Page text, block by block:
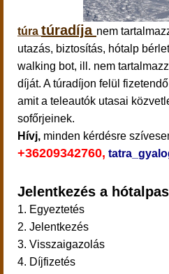
túra túradíja nem
utazás, biztosítás, hótalp
walking bot, ill. nem
díját. A túradíjon felül
amit a teleautók utasai
sofőrjeinek.
Hívj, minden kérdésre
+36209342760,
Jelentkezés a
1. Egyeztetés
2. Jelentkezés
3. Visszaigazolás
4. Díjfizetés